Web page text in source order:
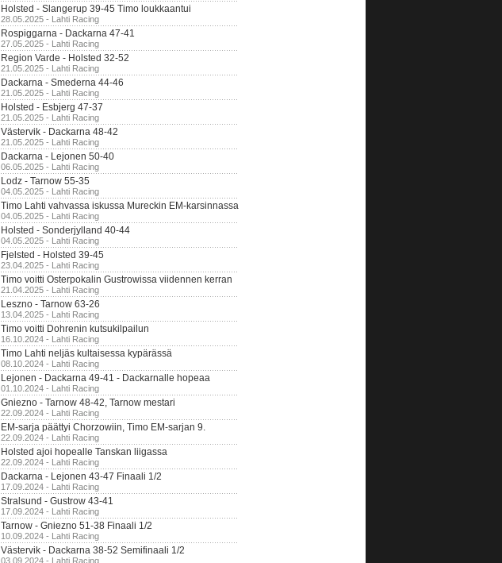
Holsted - Slangerup 39-45 Timo loukkaantui
28.05.2025 - Lahti Racing
Rospiggarna - Dackarna 47-41
27.05.2025 - Lahti Racing
Region Varde - Holsted 32-52
21.05.2025 - Lahti Racing
Dackarna - Smederna 44-46
21.05.2025 - Lahti Racing
Holsted - Esbjerg 47-37
21.05.2025 - Lahti Racing
Västervik - Dackarna 48-42
21.05.2025 - Lahti Racing
Dackarna - Lejonen 50-40
06.05.2025 - Lahti Racing
Lodz - Tarnow 55-35
04.05.2025 - Lahti Racing
Timo Lahti vahvassa iskussa Mureckin EM-karsinnassa
04.05.2025 - Lahti Racing
Holsted - Sonderjylland 40-44
04.05.2025 - Lahti Racing
Fjelsted - Holsted 39-45
23.04.2025 - Lahti Racing
Timo voitti Osterpokalin Gustrowissa viidennen kerran
21.04.2025 - Lahti Racing
Leszno - Tarnow 63-26
13.04.2025 - Lahti Racing
Timo voitti Dohrenin kutsukilpailun
16.10.2024 - Lahti Racing
Timo Lahti neljäs kultaisessa kypärässä
08.10.2024 - Lahti Racing
Lejonen - Dackarna 49-41 - Dackarnalle hopeaa
01.10.2024 - Lahti Racing
Gniezno - Tarnow 48-42, Tarnow mestari
22.09.2024 - Lahti Racing
EM-sarja päättyi Chorzowiin, Timo EM-sarjan 9.
22.09.2024 - Lahti Racing
Holsted ajoi hopealle Tanskan liigassa
22.09.2024 - Lahti Racing
Dackarna - Lejonen 43-47 Finaali 1/2
17.09.2024 - Lahti Racing
Stralsund - Gustrow 43-41
17.09.2024 - Lahti Racing
Tarnow - Gniezno 51-38 Finaali 1/2
10.09.2024 - Lahti Racing
Västervik - Dackarna 38-52 Semifinaali 1/2
03.09.2024 - Lahti Racing